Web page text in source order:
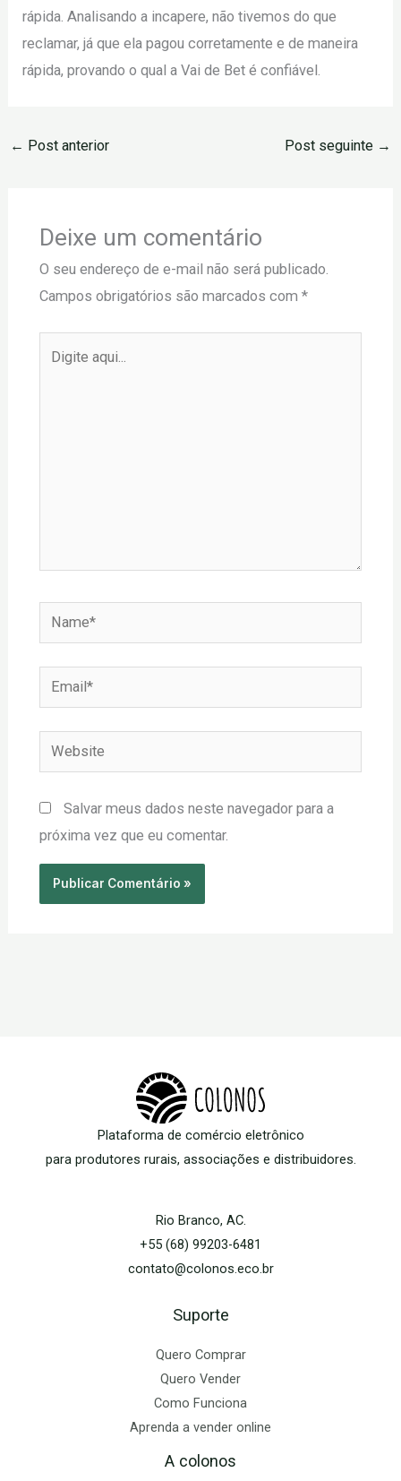
rápida. Analisando a incapere, não tivemos do que
reclamar, já que ela pagou corretamente e de maneira
rápida, provando o qual a Vai de Bet é confiável.
← Post anterior Post seguinte →
Deixe um comentário
O seu endereço de e-mail não será publicado.
Campos obrigatórios são marcados com *
Name*
Email*
Website
Salvar meus dados neste navegador para a
próxima vez que eu comentar.
Plataforma de comércio eletrônico
para produtores rurais, associações e distribuidores.
Rio Branco, AC.
+55 (68) 99203-6481
contato@colonos.eco.br
Suporte
Quero Comprar
Quero Vender
Como Funciona
Aprenda a vender online
A colonos